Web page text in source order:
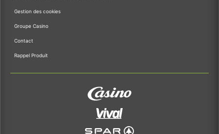
Gestion des cookies
Groupe Casino
Contact
Rappel Produit